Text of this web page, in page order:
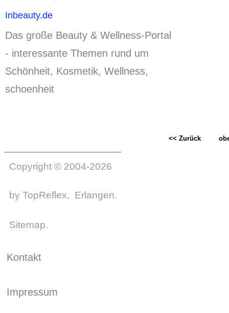
Inbeauty.de
Das große Beauty & Wellness-Portal
- interessante Themen rund um
Schönheit, Kosmetik, Wellness,
schoenheit
<< Zurück
Copyright © 2004-2026
by TopReflex, Erlangen.
Sitemap.
Kontakt
Impressum